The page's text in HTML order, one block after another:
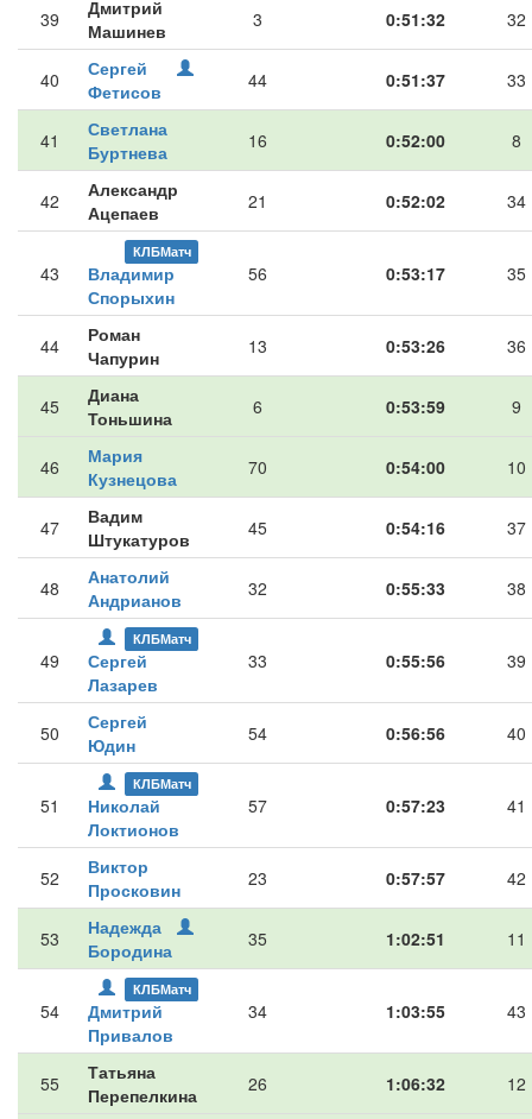
39
Дмитрий
Машинев
3 0:51:32 32
40
Сергей
Фетисов
44 0:51:37 33
41
Светлана
Буртнева
16 0:52:00 8
42
Александр
Ацепаев
21 0:52:02 34
43
КЛБМатч
Владимир
Спорыхин
56 0:53:17 35
44
Роман
Чапурин
13 0:53:26 36
45
Диана
Тоньшина
6 0:53:59 9
46
Мария
Кузнецова
70 0:54:00 10
47
Вадим
Штукатуров
45 0:54:16 37
48
Анатолий
Андрианов
32 0:55:33 38
49
КЛБМатч
Сергей
Лазарев
33 0:55:56 39
50
Сергей
Юдин
54 0:56:56 40
51
КЛБМатч
Николай
Локтионов
57 0:57:23 41
52
Виктор
Просковин
23 0:57:57 42
53
Надежда
Бородина
35 1:02:51 11
54
КЛБМатч
Дмитрий
Привалов
34 1:03:55 43
55
Татьяна
Перепелкина
26 1:06:32 12